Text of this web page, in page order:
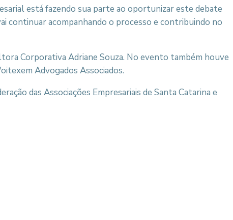
está fazendo sua parte ao oportunizar este debate
continuar acompanhando o processo e contribuindo no
Corporativa Adriane Souza. No evento também houve
Advogados Associados.
das Associações Empresariais de Santa Catarina e